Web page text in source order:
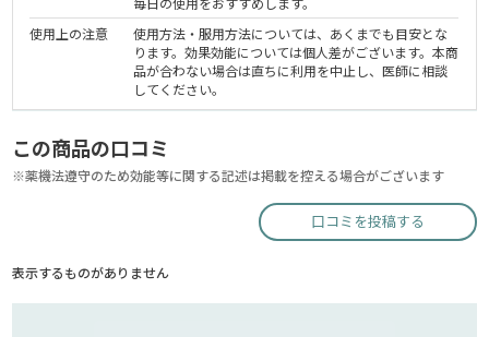
使用上の注意
使用方法・服用方法については、あくまでも目安とな
ります。効果効能については個人差がございます。本商
品が合わない場合は直ちに利用を中止し、医師に相談
してください。
この商品の口コミ
※薬機法遵守のため効能等に関する記述は掲載を控える場合がございます
口コミを投稿する
表示するものがありません